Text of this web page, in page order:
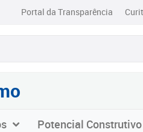
Portal da Transparência
Potencial Construtivo